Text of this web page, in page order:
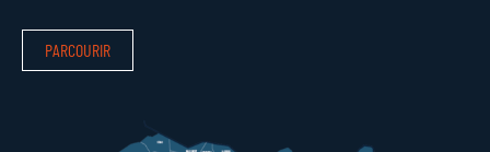
PARCOURIR